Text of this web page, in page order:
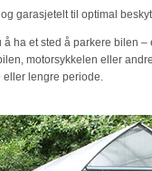
garasjetelt til optimal
ha et sted å parkere bilen
motorsykkelen eller
eller lengre periode.